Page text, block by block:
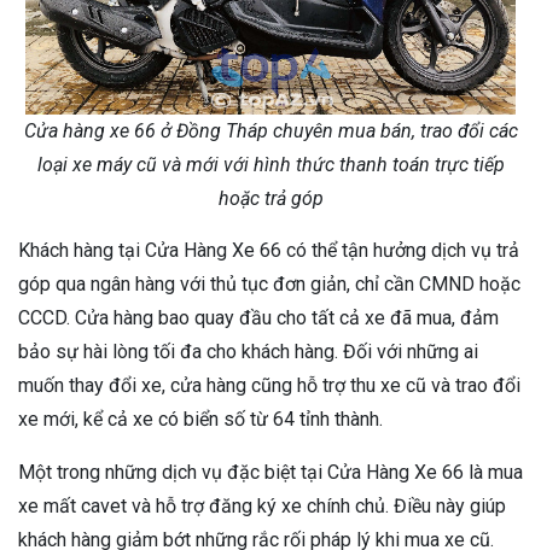
Cửa hàng xe 66 ở Đồng Tháp chuyên mua bán, trao đổi các
loại xe máy cũ và mới với hình thức thanh toán trực tiếp
hoặc trả góp
Khách hàng tại Cửa Hàng Xe 66 có thể tận hưởng dịch vụ trả
góp qua ngân hàng với thủ tục đơn giản, chỉ cần CMND hoặc
CCCD. Cửa hàng bao quay đầu cho tất cả xe đã mua, đảm
bảo sự hài lòng tối đa cho khách hàng. Đối với những ai
muốn thay đổi xe, cửa hàng cũng hỗ trợ thu xe cũ và trao đổi
xe mới, kể cả xe có biển số từ 64 tỉnh thành.
Một trong những dịch vụ đặc biệt tại Cửa Hàng Xe 66 là mua
xe mất cavet và hỗ trợ đăng ký xe chính chủ. Điều này giúp
khách hàng giảm bớt những rắc rối pháp lý khi mua xe cũ.